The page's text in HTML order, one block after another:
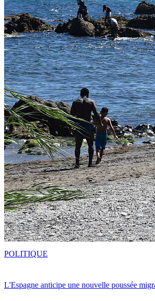
L'Espagne anticipe une nouvelle poussée
POLITIQUE